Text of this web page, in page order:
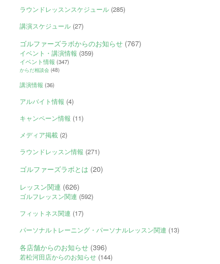
ラウンドレッスンスケジュール(285)
講演スケジュール(27)
ゴルファーズラボからのお知らせ(767)
イベント・講演情報 (359)
イベント情報 (347)
からだ相談会(48)
講演情報 (36)
アルバイト情報 (4)
キャンペーン情報 (11)
メディア掲載(2)
ラウンドレッスン情報 (271)
ゴルファーズラボとは (20)
レッスン関連 (626)
ゴルフレッスン関連 (592)
フィットネス関連 (17)
パーソナルトレーニング・パーソナルレッスン関連 (13)
各店舗からのお知らせ(396)
若松河田店からのお知らせ(144)